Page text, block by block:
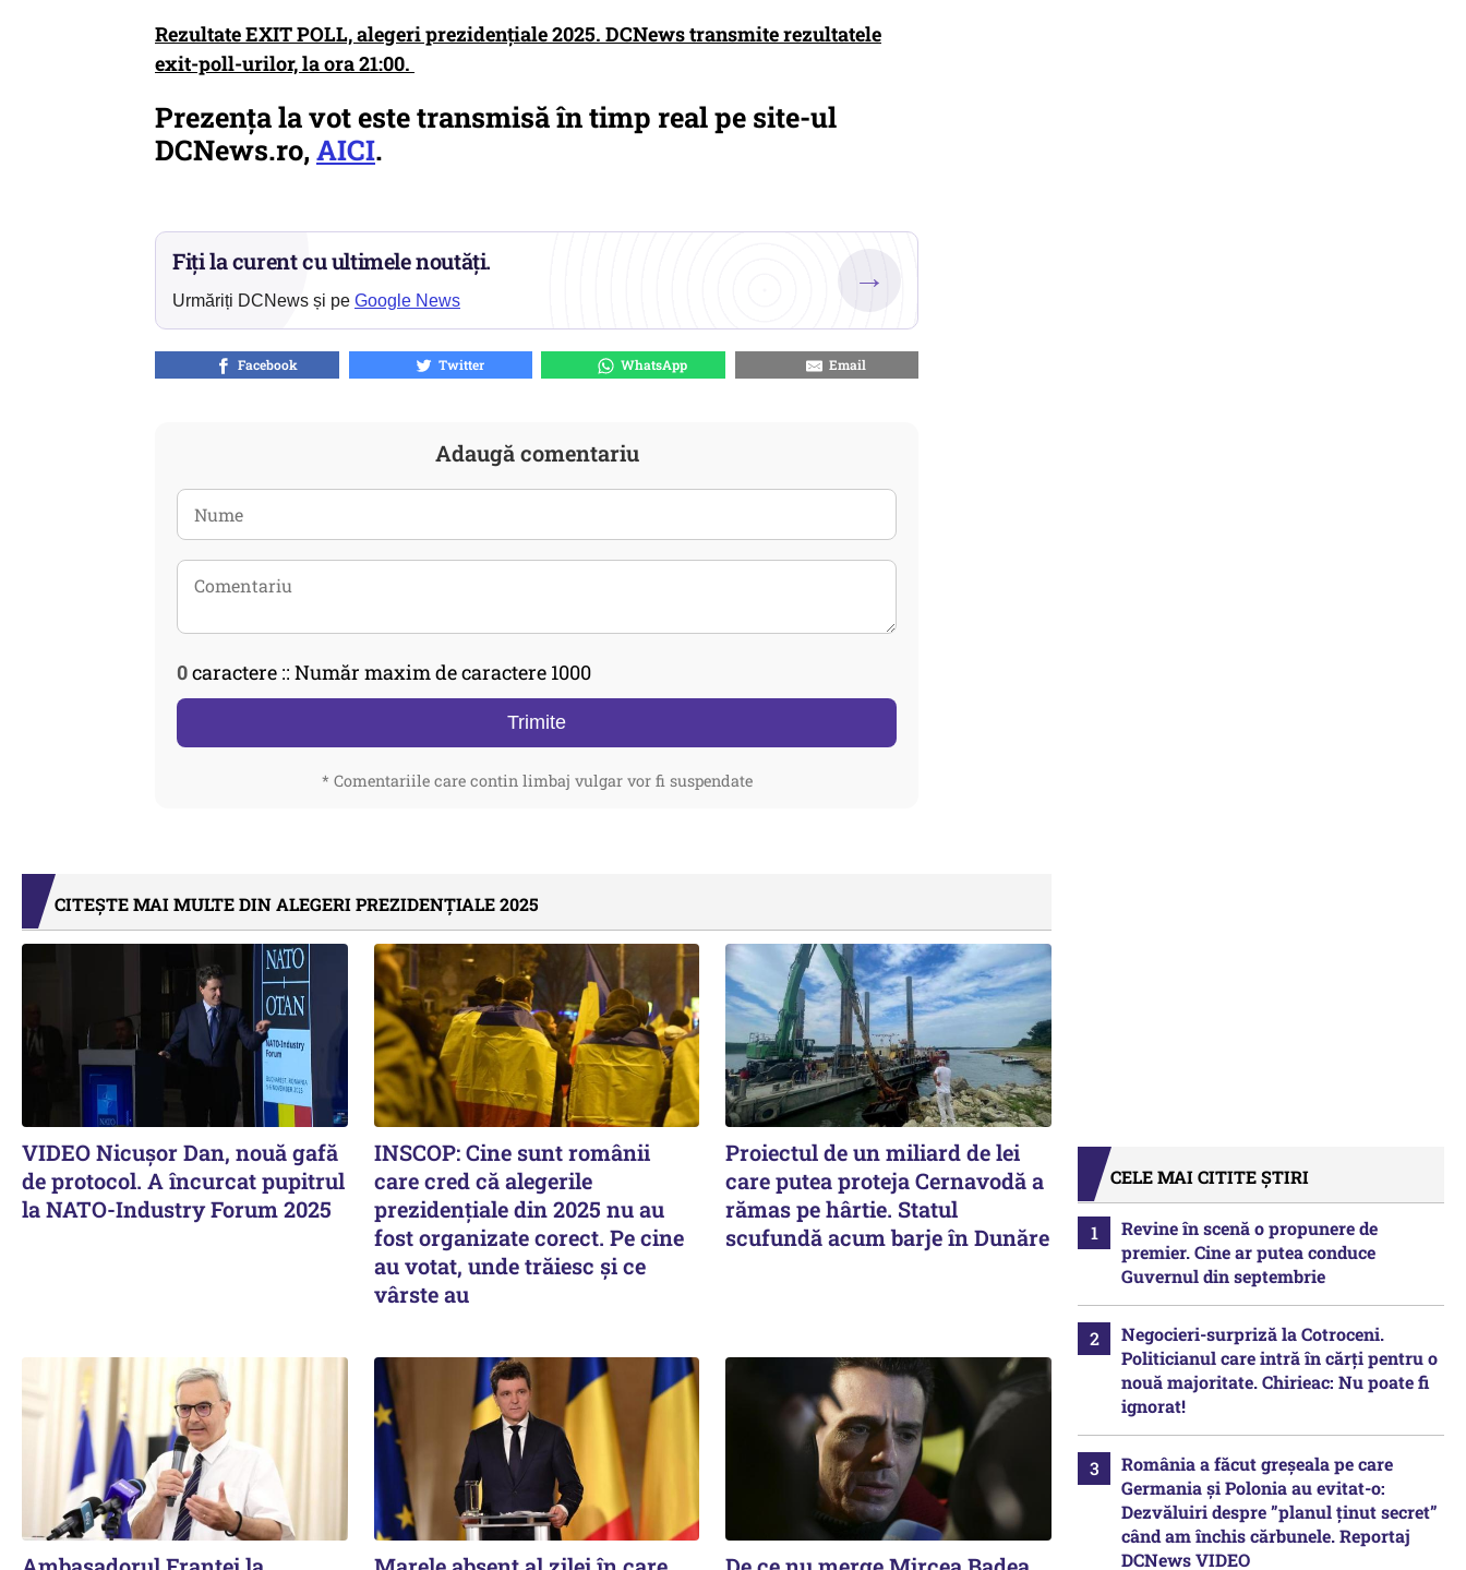
Rezultate EXIT POLL, alegeri prezidențiale 2025. DCNews transmite rezultatele
exit-poll-urilor, la ora 21:00.
Prezența la vot este transmisă în timp real pe site-ul
DCNews.ro, AICI.
Fiți la curent cu ultimele noutăți.
Urmăriți DCNews și pe Google News
→
Facebook Twitter WhatsApp Email
Adaugă comentariu
0caractere :: Număr maxim de caractere 1000
Trimite
* Comentariile care contin limbaj vulgar vor fi suspendate
CITEȘTE MAI MULTE DIN ALEGERI PREZIDENȚIALE 2025
VIDEO Nicușor Dan, nouă gafă
de protocol. A încurcat pupitrul
la NATO-Industry Forum 2025
INSCOP: Cine sunt românii
care cred că alegerile
prezidențiale din 2025 nu au
fost organizate corect. Pe cine
au votat, unde trăiesc și ce
vârste au
Proiectul de un miliard de lei
care putea proteja Cernavodă a
rămas pe hârtie. Statul
scufundă acum barje în Dunăre
CELE MAI CITITE ȘTIRI
Revine în scenă o propunere de
premier. Cine ar putea conduce
Guvernul din septembrie
Negocieri-surpriză la Cotroceni.
Politicianul care intră în cărți pentru o
nouă majoritate. Chirieac: Nu poate fi
ignorat!
România a făcut greșeala pe care
Germania și Polonia au evitat-o:
Dezvăluiri despre ”planul ținut secret”
când am închis cărbunele. Reportaj
DCNews VIDEO